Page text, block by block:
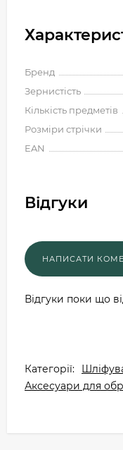
Бренд
Зернистість
Кількість предметів
Розміри стрічки
EAN
Відгуки
Відгуки поки що
Категорії:
Аксесуари для